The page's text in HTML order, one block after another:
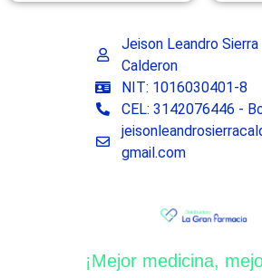
Jeison Leandro Sierra
Calderon
NIT: 1016030401-8
CEL: 3142076446 -
gmail.com
¡Mejor medicina,